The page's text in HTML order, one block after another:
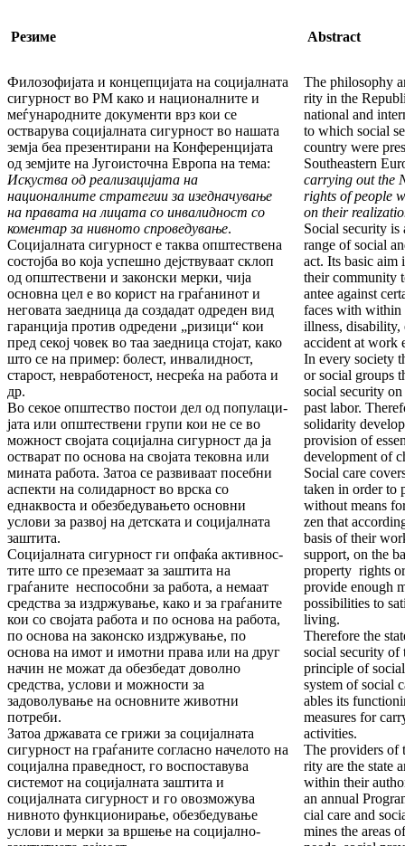
Резиме Abstract
­Филозофијата и концепцијата на социјалната
сигурност во РМ како и националните и
меѓу­на­родните документи врз кои се
остварува со­ци­јалната сигурност во нашата
земја беа пре­зен­тирани на Конференцијата
од земјите на Југоисточна Европа на тема:
Искуства од реа­ли­зацијата на
националните стратегии за изед­начување
на правата на лицата со ин­ва­лидност со
коментар за нивното спро­ве­ду­ва­ње.
Социјалната сигурност е таква општествена
сос­­тојба во која успешно дејствуваат склоп
од оп­штествени и законски мерки, чија
основна цел е во корист на граѓанинот и
неговата за­ед­ни­ца да создадат одреден вид
гаранција против одредени „ризици“ кои
пред секој чо­век во таа за­едница стојат, како
што се на пример: бо­лест, инвалидност,
старост, невра­бо­теност, не­с­­реќа на работа и
др.
Во секое општество постои дел од попу­ла­ци­
ја­та или општествени групи кои не се во
мож­ност својата социјална сигурност да ја
оства­рат по основa на својата тековна или
мината ра­бо­та. Затоа се развиваат посебни
аспекти на солидарност во врска со
еднаквостa и обез­бе­ду­ва­њето основни
услови за развој на детската и социјалната
заштита.
Социјалната сигурност ги опфаќа актив­нос­
ти­те што се преземаат за заштита на
граѓаните неспособни за работа, а немаат
сред­ства за издржување, како и за граѓаните
кои со сво­јата работа и по основа на работа,
по основа на за­кон­ско издржување, по
основа на имот и имот­ни права или на друг
начин не можат да обез­бедат доволно
средства, услови и можности за
задоволување на основните животни
потреби.
Затоа државата се грижи за социјалната
сигур­ност на граѓаните согласно начелото на
соци­јална праведност, го воспоставува
системот на социјалната заштита и
социјалната сигур­ност и го овозможува
нивното функцио­ни­ра­ње, обез­­бедување
услови и мерки за вршење на со­ци­јално-
The philosophy
rity in the
national and
to which social
country were
Southeast­ern
carrying out the
rights of people
on their
Social security
range of social
act. Its basic aim
their community
antee against
faces with within
illness, disability,
accident at work
In every society
or social groups
social security
past labor.
solidarity
provision of
development of
Social care
taken in order to
without means
zen that
basis of their
support, on the
property rights
provide enough
possibilities to
living.
Therefore the
social security of
principle of
system of social
ables its
measures for
activities.
The providers of
rity are the state
within their
an annual
cial care and
mines the areas